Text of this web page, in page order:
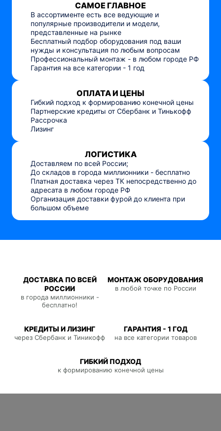
САМОЕ ГЛАВНОЕ
В ассортименте есть все ведующие и
популярные производители и модели,
представленные на рынке
Бесплатный подбор оборудования под ваши
нужды и консультация по любым вопросам
Профессиональный монтаж - в любом городе РФ
Гарантия на все категории - 1 год
ОПЛАТА И ЦЕНЫ
Гибкий подход к формированию конечной цены
Партнерские кредиты от Сбербанк и Тинькофф
Рассрочка
Лизинг
ЛОГИСТИКА
Доставляем по всей России;
До складов в города миллионники - бесплатно
Платная доставка через ТК непосредственно до
адресата в любом городе РФ
Организация доставки фурой до клиента при
большом объеме
ДОСТАВКА ПО ВСЕЙ
РОССИИ
в города миллионники -
бесплатно!
МОНТАЖ ОБОРУДОВАНИЯ
в любой точке по России
КРЕДИТЫ И ЛИЗИНГ
через Сбербанк и Тиникофф
ГАРАНТИЯ - 1 ГОД
на все категории товаров
ГИБКИЙ ПОДХОД
к формированию конечной цены